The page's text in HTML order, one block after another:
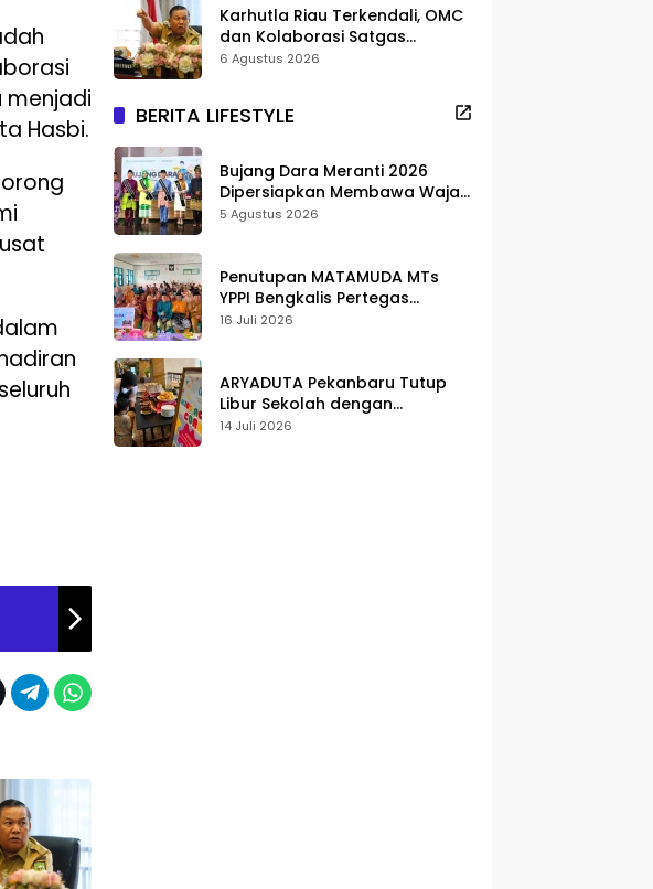
menjadi
Hasbi.
Karhutla Riau Terkendali, OMC
dan Kolaborasi Satgas
Berhasil Tekan Titik Api
6 Agustus 2026
BERITA LIFESTYLE
Bujang Dara Meranti 2026
Dipersiapkan Membawa Wajah
Daerah ke Publik
5 Agustus 2026
Penutupan MATAMUDA MTs
YPPI Bengkalis Pertegas
Pendidikan Berbasis Adat dan
16 Juli 2026
ARYADUTA Pekanbaru Tutup
Libur Sekolah dengan
Pengalaman Staycation
14 Juli 2026